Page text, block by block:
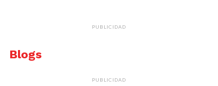
PUBLICIDAD
Blogs
PUBLICIDAD